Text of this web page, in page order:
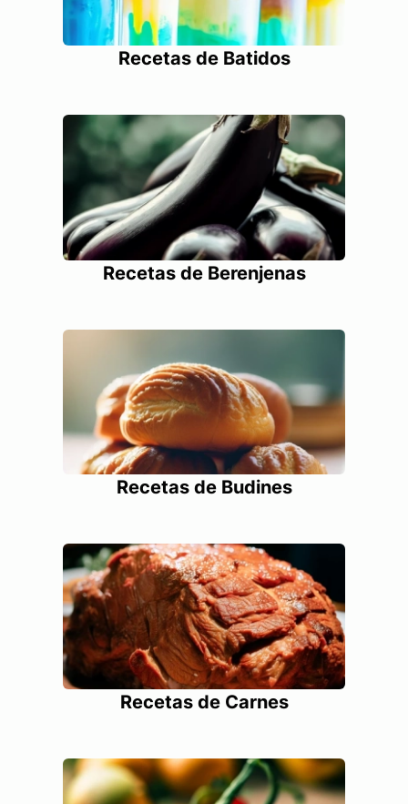
Recetas de Batidos
Recetas de Berenjenas
Recetas de Budines
Recetas de Carnes